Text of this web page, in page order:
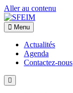
Aller au contenu
Menu
Actualités
Agenda
Contactez-nous